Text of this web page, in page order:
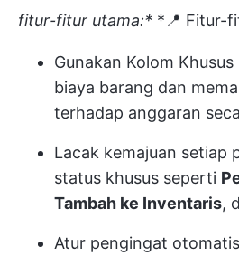
fitur-fitur utama:* *📍 Fitur-
Gunakan Kolom
biaya barang dan
terhadap anggaran
Lacak kemajuan setiap
status khusus seperti
Tambah ke Inventaris,
Atur pengingat